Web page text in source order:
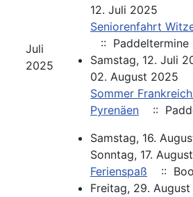
Juli
2025
12. Juli 2025
Seniorenfahrt
:: Paddeltermine
Samstag, 12. Juli
02. August 2025
Sommer
Pyrenäen
::
Samstag, 16.
Sonntag, 17.
Ferienspaß
::
Freitag, 29.